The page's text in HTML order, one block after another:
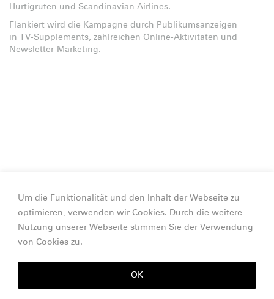
Um die Funktionalität und den Inhalt der Webseite zu
optimieren, verwenden wir Cookies. Durch die weitere
Nutzung unserer Webseite stimmen Sie der Verwendung
von Cookies zu.
OK
Hurtigruten und Scandinavian Airlines.
Flankiert wird die Kampagne durch Publikumsanzeigen
in TV-Supplements, zahlreichen Online-Aktivitäten und
Newsletter-Marketing.